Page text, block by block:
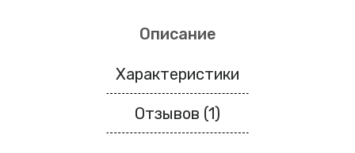
Описание
Характеристики
Отзывов (1)